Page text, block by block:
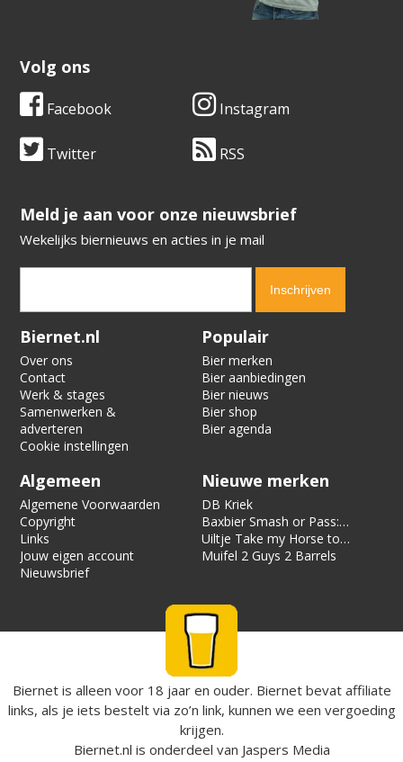
Volg ons
Facebook Instagram
Twitter RSS
​​​​​​​Meld je aan voor onze nieuwsbrief
Wekelijks biernieuws en acties in je mail
Verification code:
Biernet.nl
Over ons
Contact
Werk & stages
Samenwerken &
adverteren
Cookie instellingen
Populair
Bier merken
Bier aanbiedingen
Bier nieuws
Bier shop
Bier agenda
Algemeen
Algemene Voorwaarden
Copyright
Links
Jouw eigen account
Nieuwsbrief
Nieuwe merken
DB Kriek
Baxbier Smash or Pass:
Strata
Uiltje Take my Horse to
the Hotel Room
Muifel 2 Guys 2 Barrels
Biernet is alleen voor 18 jaar en ouder. Biernet bevat affiliate
links, als je iets bestelt via zo’n link, kunnen we een vergoeding
krijgen.
Biernet.nl is onderdeel van Jaspers Media